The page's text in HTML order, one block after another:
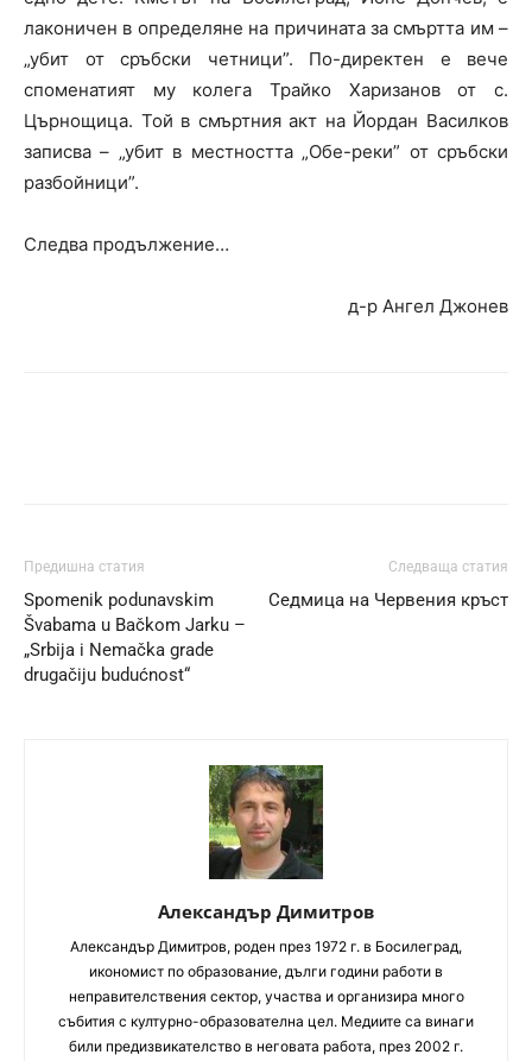
лаконичен в определяне на причината за смъртта им –
„убит от сръбски четници”. По-директен е вече
споменатият му колега Трайко Харизанов от с.
Църнощица. Той в смъртния акт на Йордан Василков
записва – „убит в местността „Обе-реки” от сръбски
разбойници”.
Следва продължение…
д-р Ангел Джонев
Предишна статия
Spomenik podunavskim
Švabama u Bačkom Jarku –
„Srbija i Nemačka grade
drugačiju budućnost“
Следваща статия
Седмица на Червения кръст
Александър Димитров
Aлександър Димитров, роден през 1972 г. в Босилеград,
икономист по образование, дълги години работи в
неправителствения сектор, участва и организира много
събития с културно-образователна цел. Медиите са винаги
били предизвикателство в неговата работа, през 2002 г.